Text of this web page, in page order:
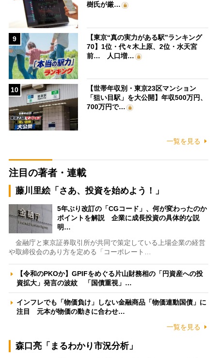
樹氏が厳…
9
【東京“真の実力がある駅”ランキング
70】1位・代々木上原、2位・水天宮
前… 人口増…
10
【世帯年収別・東京23区マンション
「狙い目駅」を大公開】年収500万円、
700万円で…
一覧を見る
注目の著者・連載
藤川里絵「さあ、投資を始めよう！」
5年ぶり改訂の「CGコード」、何が変わったのか
ポイントを解説 企業に成長投資の具体的な説
明…
金融庁と東京証券取引所が共同で策定している上場企業の経営
や取締役会のあり方を定める「コーポレート…
【令和のPKOか】GPIFをめぐる片山財務相の「円資産への投
資拡大」発言の波紋 「国債重視」…
インフレでも「物価負け」しない金融商品「物価連動国債」に
注目 元本が物価の動きに合わせ…
一覧を見る
森口亮「まるわかり市況分析」